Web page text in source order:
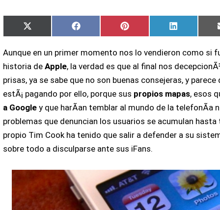
Compartir
en
X
(Twitter)
Compartir
en
Facebook
Compartir
en
Pinterest
Compartir
en
LinkedIn
Aunque en un primer momento nos lo vendieron como si
historia deApple, la verdad es que al final nos
prisas, ya se sabe que no son buenas consejeras, y
estÃ¡ pagando por ello, porque sus propios mapas, esos
a Google y que harÃ­an temblar al mundo de la telefonÃ­a
problemas que denuncian los usuarios se acumulan
propio Tim Cook ha tenido que salir a defender a su
sobre todo a disculparse ante sus iFans.